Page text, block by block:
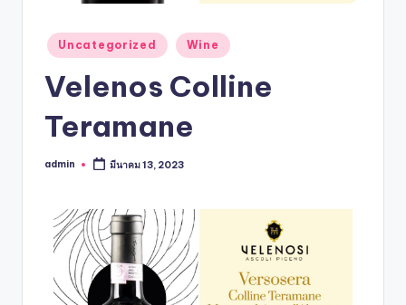
Uncategorized Wine
Velenos Colline
Teramane
admin มีนาคม 13, 2023